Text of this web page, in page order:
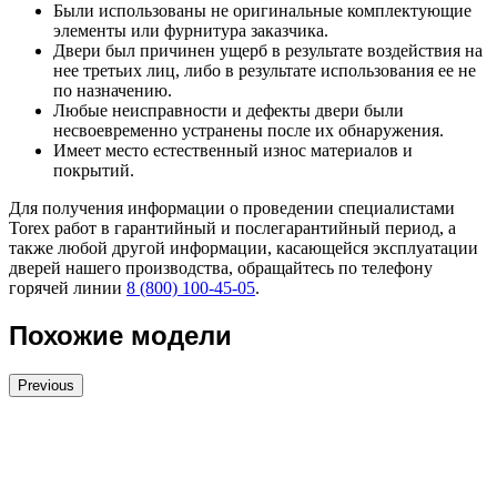
Были использованы не оригинальные комплектующие
элементы или фурнитура заказчика.
Двери был причинен ущерб в результате воздействия на
нее третьих лиц, либо в результате использования ее не
по назначению.
Любые неисправности и дефекты двери были
несвоевременно устранены после их обнаружения.
Имеет место естественный износ материалов и
покрытий.
Для получения информации о проведении специалистами
Torex работ в гарантийный и послегарантийный период, а
также любой другой информации, касающейся эксплуатации
дверей нашего производства, обращайтесь по телефону
горячей линии 8 (800) 100-45-05.
Похожие модели
Previous